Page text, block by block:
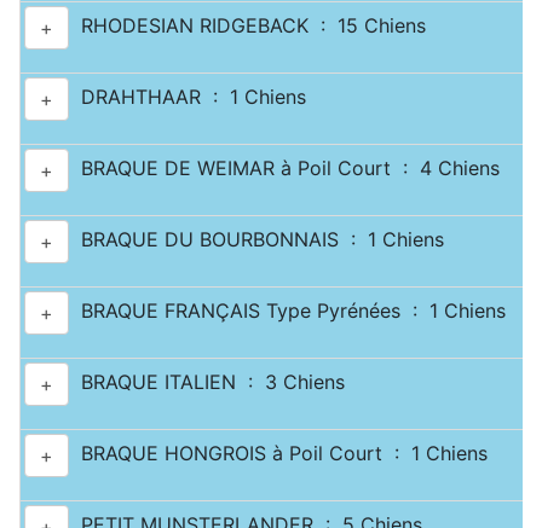
+ RHODESIAN RIDGEBACK : 15 Chiens
+ DRAHTHAAR : 1 Chiens
+ BRAQUE DE WEIMAR à Poil Court : 4 Chiens
+ BRAQUE DU BOURBONNAIS : 1 Chiens
+ BRAQUE FRANÇAIS Type Pyrénées : 1 Chiens
+ BRAQUE ITALIEN : 3 Chiens
+ BRAQUE HONGROIS à Poil Court : 1 Chiens